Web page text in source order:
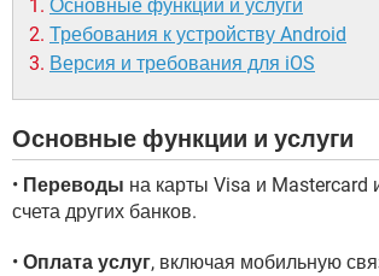
Основные функции и услуги
Требования к устройству Android
Версия и требования для iOS
Основные функции и услуги
• Переводы на карты Visa и Mastercard
счета других банков.
• Оплата услуг, включая мобильную